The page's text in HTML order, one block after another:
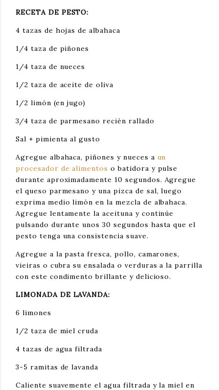
RECETA DE PESTO:
4 tazas de hojas de albahaca
1/4 taza de piñones
1/4 taza de nueces
1/2 taza de aceite de oliva
1/2 limón (en jugo)
3/4 taza de parmesano recién rallado
Sal + pimienta al gusto
Agregue albahaca, piñones y nueces a un
procesador de alimentos o batidora y pulse
durante aproximadamente 10 segundos. Agregue
el queso parmesano y una pizca de sal, luego
exprima medio limón en la mezcla de albahaca.
Agregue lentamente la aceituna y continúe
pulsando durante unos 30 segundos hasta que el
pesto tenga una consistencia suave.
Agregue a la pasta fresca, pollo, camarones,
vieiras o cubra su ensalada o verduras a la parrilla
con este condimento brillante y delicioso.
LIMONADA DE LAVANDA:
6 limones
1/2 taza de miel cruda
4 tazas de agua filtrada
3-5 ramitas de lavanda
Caliente suavemente el agua filtrada y la miel en